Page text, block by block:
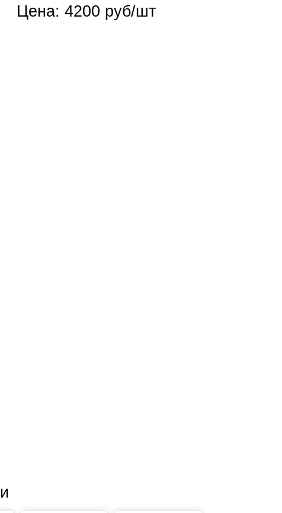
Цена: 4200 руб/шт